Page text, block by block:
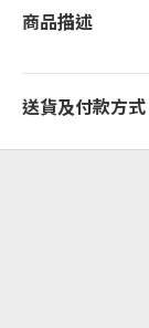
商品描述
送貨及付款方式